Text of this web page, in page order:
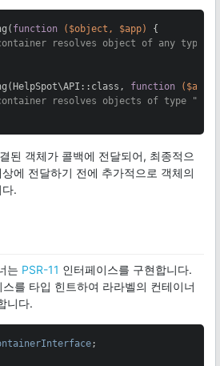
function ($object, $app)
{
resolves object of any type...
function
($api,
resolves objects of type
된 객체가 콜백에 전달되어, 최종적으
에 전달하기 전에 추가적으로 객체의
.
는 PSR-11 인터페이스를 구현합니다.
를 타입 힌트하여 라라벨의 컨테이너
니다.
;